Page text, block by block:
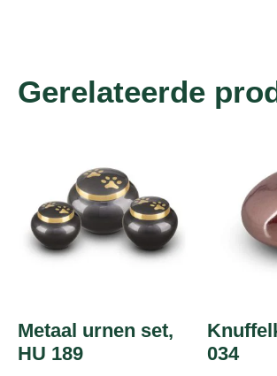
Gerelateerde
Metaal urnen set,
HU 189
034